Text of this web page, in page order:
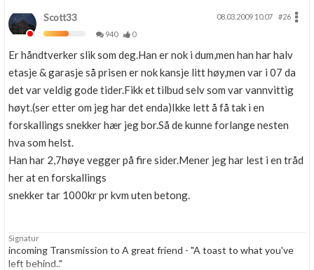
Scott33 08.03.2009 10.07
#26
940
0
Er håndtverker slik som deg.Han er nok i dum,men han har halv
etasje & garasje så prisen er nok kansje litt høy,men var i 07 da
det var veldig gode tider.Fikk et tilbud selv som var vannvittig
høyt.(ser etter om jeg har det enda)Ikke lett å få tak i en
forskallings snekker hær jeg bor.Så de kunne forlange nesten
hva som helst.
Han har 2,7høye vegger på fire sider.Mener jeg har lest i en tråd
her at en forskallings
snekker tar 1000kr pr kvm uten betong.
Signatur
incoming Transmission to A great friend - "A toast to what you've
left behind.."